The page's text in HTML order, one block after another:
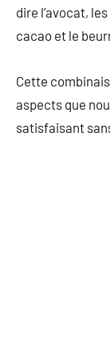
dire l’avocat,
cacao et le
Cette
aspects que
satisfaisant